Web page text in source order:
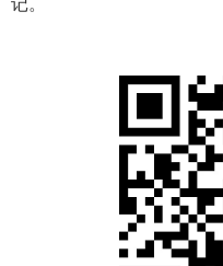
记。